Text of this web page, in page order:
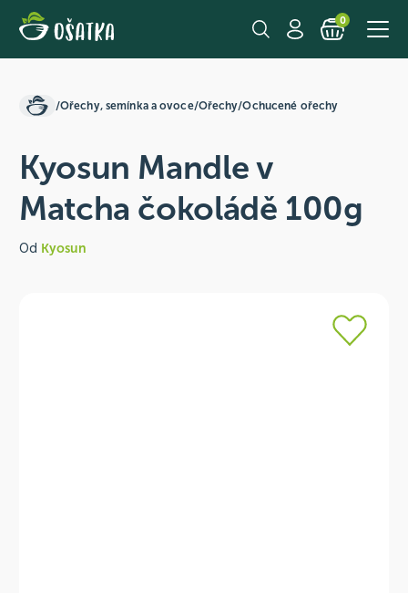
0
/Ořechy, semínka a ovoce/Ořechy/Ochucené ořechy
Kyosun Mandle v
Matcha čokoládě 100g
Od Kyosun